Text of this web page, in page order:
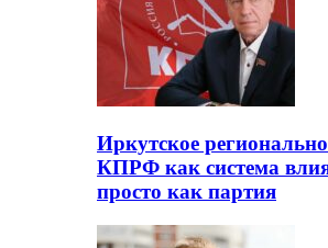
Иркутское
КПРФ как система
просто как партия